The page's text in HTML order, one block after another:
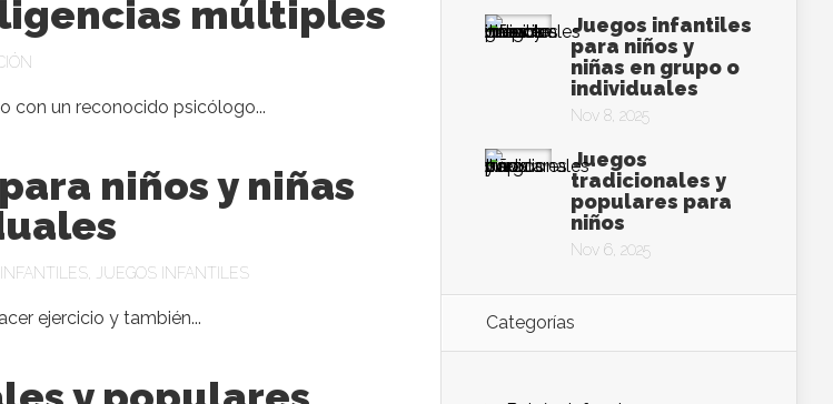
múltiples
con un reconocido psicólogo...
niños y niñas
JUEGOS INFANTILES
ejercicio y también...
Juegos infantiles
para niños y
niñas en grupo o
individuales
Nov 8, 2025
Juegos
tradicionales y
populares para
niños
Nov 6, 2025
Categorías